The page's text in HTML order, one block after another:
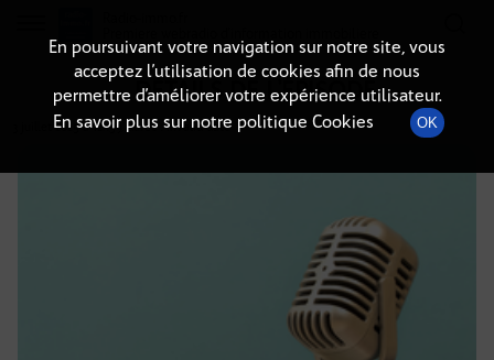
DÉTAILS DE L'ÉPISODE
3 juillet 2025à 12h59 , durée : Invalid date
En poursuivant votre navigation sur notre site, vous
acceptez l’utilisation de cookies afin de nous
permettre d’améliorer votre expérience utilisateur.
En savoir plus sur notre politique Cookies
OK